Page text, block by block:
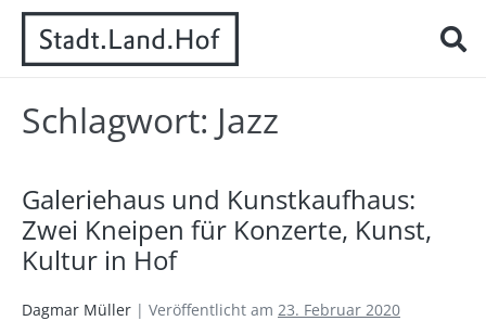
Schlagwort: Jazz
Galeriehaus und Kunstkaufhaus:
Zwei Kneipen für Konzerte, Kunst,
Kultur in Hof
Dagmar Müller | Veröffentlicht am 23. Februar 2020